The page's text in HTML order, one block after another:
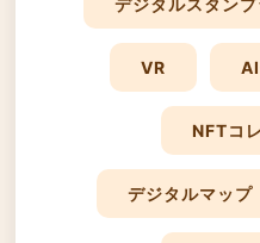
VR
NFTコ
デジタルマップ